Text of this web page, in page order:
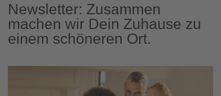
Newsletter: Zusammen
machen wir Dein Zuhause zu
einem schöneren Ort.